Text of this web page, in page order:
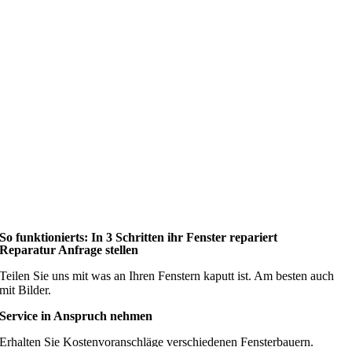
So funktionierts: In 3 Schritten ihr Fenster repariert
Reparatur Anfrage stellen
Teilen Sie uns mit was an Ihren Fenstern kaputt ist. Am besten auch
mit Bilder.
Service in Anspruch nehmen
Erhalten Sie Kostenvoranschläge verschiedenen Fensterbauern.